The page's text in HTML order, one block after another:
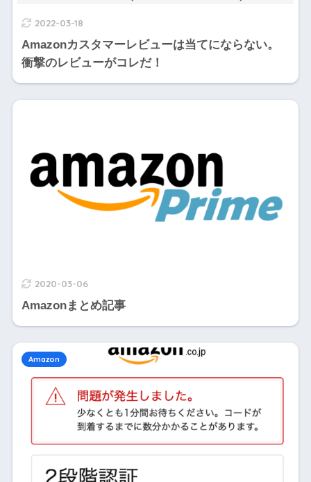
2022-03-18
Amazonカスタマーレビューは当てにならない。
衝撃のレビューがコレだ！
2020-03-06
Amazonまとめ記事
Amazon